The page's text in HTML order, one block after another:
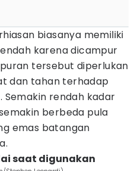
biasanya memiliki
karena dicampur
tersebut diperlukan
dan tahan terhadap
rendah kadar
berbeda pula
emas batangan
saat digunakan